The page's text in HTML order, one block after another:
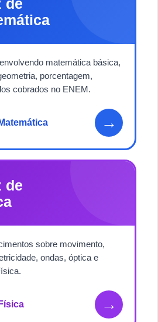
de
matemática básica,
porcentagem,
cobrados no ENEM.
→
de
sobre movimento,
ondas, óptica e
→